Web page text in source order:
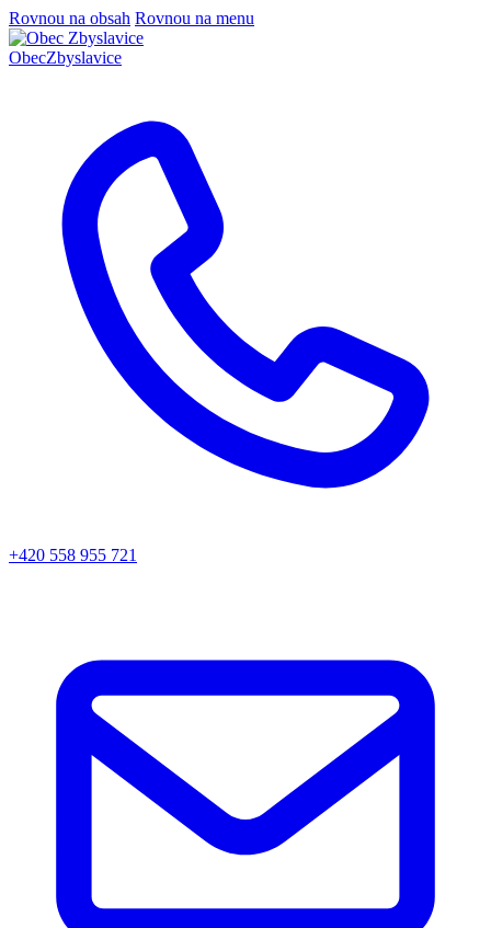
Rovnou na obsah Rovnou na menu
ObecZbyslavice
+420 558 955 721